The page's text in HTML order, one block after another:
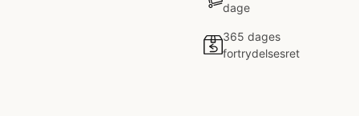
dage
365 dages
fortrydelsesret